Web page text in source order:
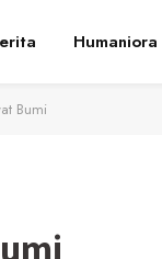
Humaniora
Bumi